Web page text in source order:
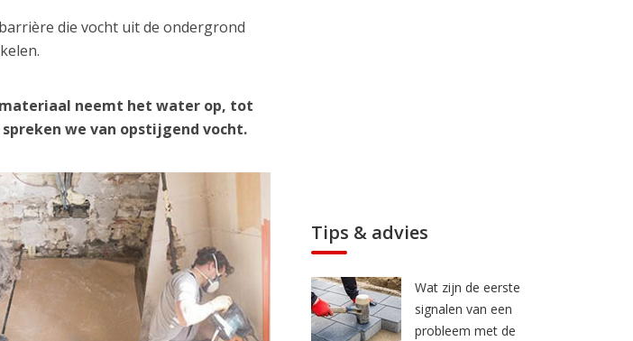
die vocht uit de ondergrond
neemt het water op, tot
we van opstijgend vocht.
Tips & advies
Wat zijn de eerste
signalen van een
probleem met de